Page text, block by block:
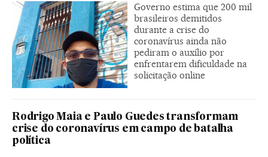
Governo estima que 200 mil
brasileiros demitidos
durante a crise do
coronavírus ainda não
pediram o auxílio por
enfrentarem dificuldade na
solicitação online
Rodrigo Maia e Paulo Guedes transformam
crise do coronavírus em campo de batalha
política